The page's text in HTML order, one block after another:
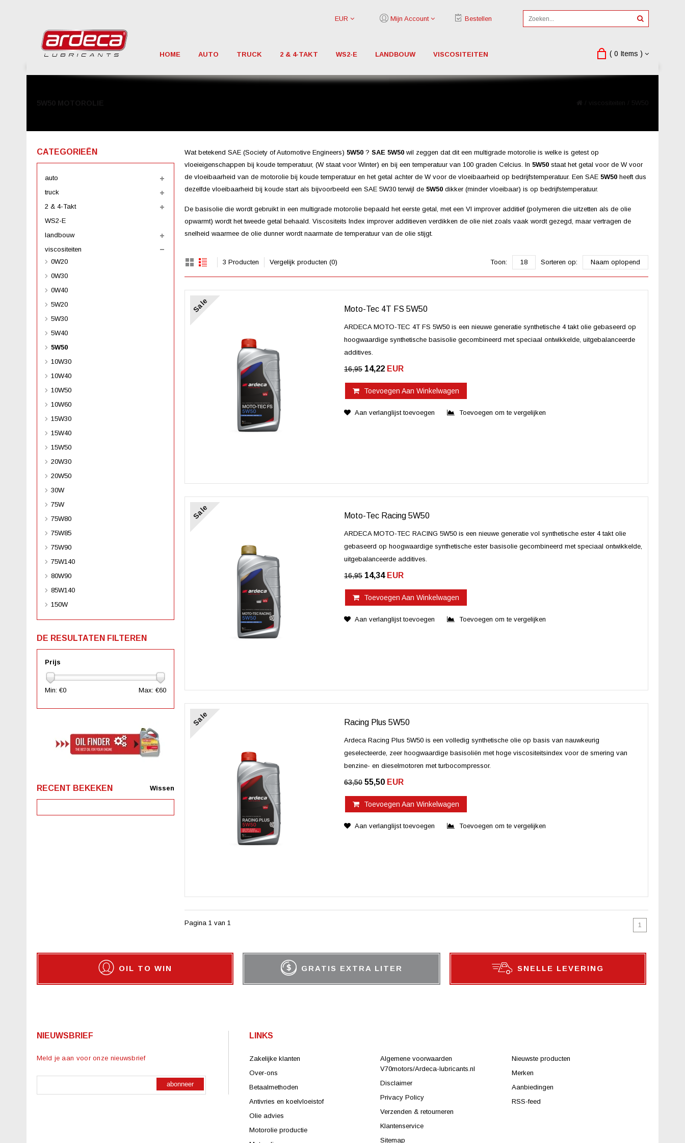
Mijn Account Bestellen
EUR
HOME AUTO TRUCK 2 & 4-TAKT WS2-E LANDBOUW VISCOSITEITEN ( 0 Items )
Wat betekend SAE (Society of Automotive Engineers)5W50?SAE 5W50 wil zeggen dat dit een multigrade motorolie is welke is getest op
vloeieigenschappen bij koude temperatuur, (W staat voor Winter) en bij een temperatuur van 100 graden Celcius. In5W50 staat het getal voor de W voor
de vloeibaarheid van de motorolie bij koude temperatuur en het getal achter de W voor de vloeibaarheid op bedrijfstemperatuur. Een SAE5W50 heeft dus
dezelfde vloeibaarheid bij koude start als bijvoorbeeld een SAE 5W30 terwijl de5W50 dikker (minder vloeibaar) is op bedrijfstemperatuur.
De basisolie die wordt gebruikt in een multigrade motorolie bepaald het eerste getal, met een VI improver additief (polymeren die uitzetten als de olie
opwarmt) wordt het tweede getal behaald. Viscositeits Index improver additieven verdikken de olie niet zoals vaak wordt gezegd, maar vertragen de
snelheid waarmee de olie dunner wordt naarmate de temperatuur van de olie stijgt.
3 Producten Vergelijk producten (0) Sorteren op: Naam oplopend
Toon: 18
Sale Moto-Tec 4T FS 5W50
ARDECA MOTO-TEC 4T FS 5W50 is een nieuwe generatie synthetische 4 takt olie gebaseerd op
hoogwaardige synthetische basisolie gecombineerd met speciaal ontwikkelde, uitgebalanceerde
additives.
16,9514,22 EUR
Toevoegen Aan Winkelwagen
Aan verlanglijst toevoegen Toevoegen om te vergelijken
Sale Moto-Tec Racing 5W50
ARDECA MOTO-TEC RACING 5W50 is een nieuwe generatie vol synthetische ester 4 takt olie
gebaseerd op hoogwaardige synthetische ester basisolie gecombineerd met speciaal ontwikkelde,
uitgebalanceerde additives.
16,9514,34 EUR
Toevoegen Aan Winkelwagen
Aan verlanglijst toevoegen Toevoegen om te vergelijken
Sale Racing Plus 5W50
Ardeca Racing Plus 5W50 is een volledig synthetische olie op basis van nauwkeurig
geselecteerde, zeer hoogwaardige basisoliën met hoge viscositeitsindex voor de smering van
benzine- en dieselmotoren met turbocompressor.
63,5055,50 EUR
Toevoegen Aan Winkelwagen
Aan verlanglijst toevoegen Toevoegen om te vergelijken
Pagina 1 van 1 1
CATEGORIEËN
auto
truck
2 & 4-Takt
WS2-E
landbouw
viscositeiten
0W20
0W30
0W40
5W20
5W30
5W40
5W50
10W30
10W40
10W50
10W60
15W30
15W40
15W50
20W30
20W50
30W
75W
75W80
75W85
75W90
75W140
80W90
85W140
150W
DE RESULTATEN FILTEREN
Prijs
Min: €0 Max: €60
RECENT BEKEKEN Wissen
OIL TO WIN GRATIS EXTRA LITER SNELLE LEVERING
NIEUWSBRIEF
Meld je aan voor onze nieuwsbrief
abonneer
LINKS
Zakelijke klanten
Over-ons
Betaalmethoden
Antivries en koelvloeistof
Olie advies
Motorolie productie
Algemene voorwaarden
V70motors/Ardeca-lubricants.nl
Disclaimer
Privacy Policy
Verzenden & retourneren
Klantenservice
Sitemap
Nieuwste producten
Merken
Aanbiedingen
RSS-feed